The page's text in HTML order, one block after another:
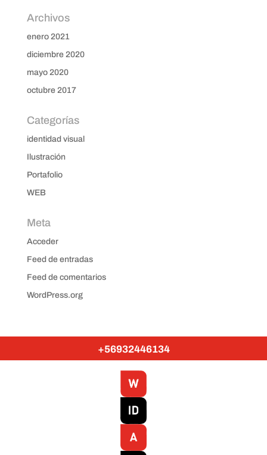
Archivos
enero 2021
diciembre 2020
mayo 2020
octubre 2017
Categorías
identidad visual
Ilustración
Portafolio
WEB
Meta
Acceder
Feed de entradas
Feed de comentarios
WordPress.org
+56932446134